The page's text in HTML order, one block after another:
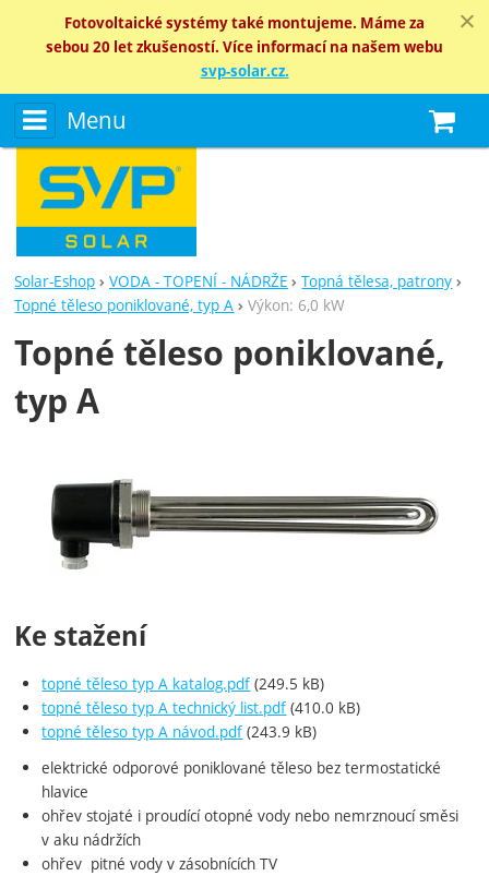
Fotovoltaické systémy také montujeme. Máme za
sebou 20 let zkušeností. Více informací na našem webu
svp-solar.cz.
Menu
Solar-Eshop VODA - TOPENÍ - NÁDRŽE
Topná tělesa, patrony
Topné těleso poniklované, typ A
Výkon: 6,0 kW
Topné těleso poniklované,
typ A
Ke stažení
topné těleso typ A katalog.pdf (249.5 kB)
topné těleso typ A technický list.pdf (410.0 kB)
topné těleso typ A návod.pdf (243.9 kB)
elektrické odporové poniklované těleso bez termostatické
hlavice
ohřev stojaté i proudící otopné vody nebo nemrznoucí směsi
v aku nádržích
ohřev pitné vody v zásobnících TV